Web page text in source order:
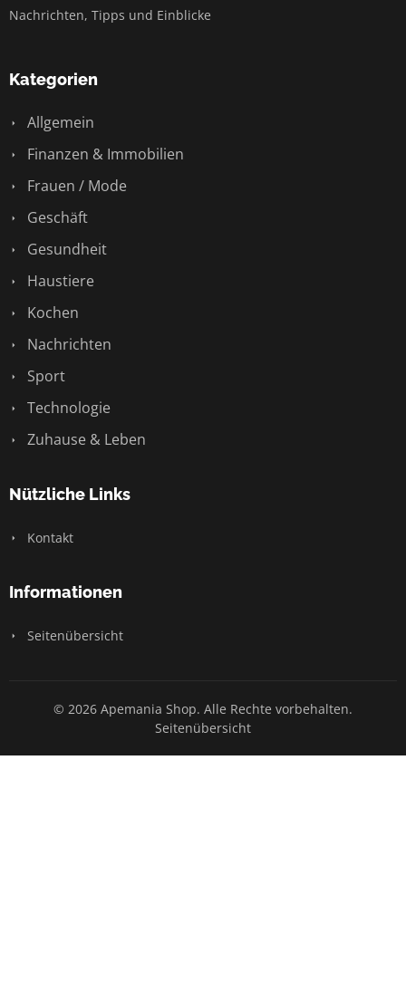
Nachrichten, Tipps und Einblicke
Kategorien
Allgemein
Finanzen & Immobilien
Frauen / Mode
Geschäft
Gesundheit
Haustiere
Kochen
Nachrichten
Sport
Technologie
Zuhause & Leben
Nützliche Links
Kontakt
Informationen
Seitenübersicht
© 2026 Apemania Shop. Alle Rechte vorbehalten.
Seitenübersicht